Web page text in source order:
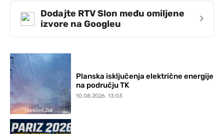
Dodajte RTV Slon među omiljene
izvore na Googleu
›
Planska isključenja električne energije
na području TK
10.08.2026. 13:03